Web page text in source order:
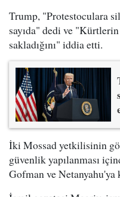
Trump, "Protestoculara
sayıda" dedi ve
sakladığını" iddia etti.
İki Mossad yetkilisinin
güvenlik yapılanması
Gofman ve Netanyahu'ya